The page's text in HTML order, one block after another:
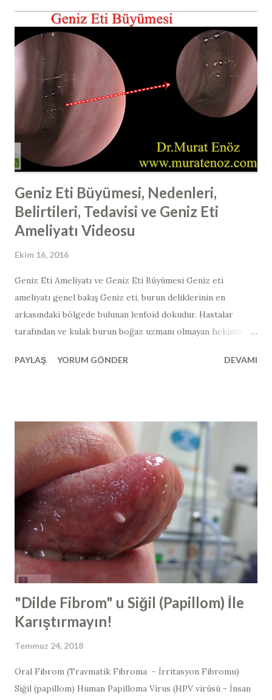
yani yaklaşık olarak 30 ile 45 derece arası ve sırt üstü olacak
şekilde açılı pozisyonda yatıldığında kafa, kalp hizasına göre
daha yukarıda kalmaktadır. Bu şekilde Kafadaki kan basıncı
vücudun diğer bölümlerine göre daha düşük hale gelir ve
buna bağlı olarak da ameliyat sonrası ödem, morluk, burun
kanaması riski azalmaktadır. Bunun dışında yine bu
pozisyonda yatmanın diğer bir faydası da yan dönmenin
zorlaşması ve buruna travma ve bası riskinin azalmasıdır.
Burun estetiğ...
Geniz Eti Büyümesi, Nedenleri,
Belirtileri, Tedavisi ve Geniz Eti
Ameliyatı Videosu
Ekim 16, 2016
Geniz Eti Ameliyatı ve Geniz Eti Büyümesi Geniz eti
ameliyatı genel bakış Geniz eti, burun deliklerinin en
arkasındaki bölgede bulunan lenfoid dokudur. Hastalar
tarafından ve kulak burun boğaz uzmanı olmayan hekimler
Endoskopik burun içi muayenesi esnasında görülebilir. Yan
ameliyatlarının tamamında ilave olarak geniz eti ameliyatı da
yapılmaktadır. Bunun yanında, geniz eti ameliyatı
(adenoidektomi) tek başına ya da kulak tüpü takılması
ameliyatları ile birlikte de yapılabilmektedir. Geniz eti
ameliyatı tarihçesi 1800' lu yılların sonunda, geniz etinin
burunla ilgili şikayetler ve işitme kaybından sorumlu
olabileceği, Kopenhag, Danimarka' dan Willhelm Meyer
tarafından belirtilmiş ve yine sonrasında geniz eti
ameliyatlarına başlanmıştır. En sık yapılan ameliyatlardan ...
PAYLAŞ YORUM GÖNDER DEVAMI
"Dilde Fibrom" u Siğil (Papillom) İle
Karıştırmayın!
Temmuz 24, 2018
Oral Fibrom (Travmatik Fibroma - İrritasyon Fibromu)
Siğil (papillom) Human Papilloma Virus (HPV virüsü - İnsan